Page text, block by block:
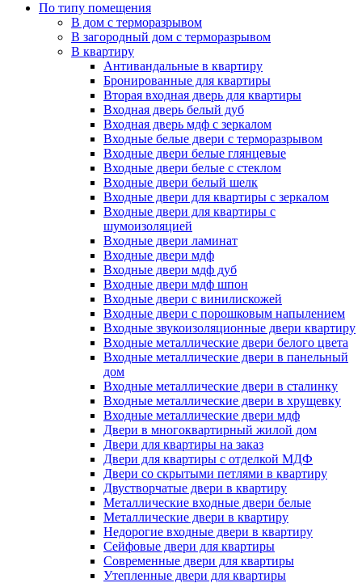
По типу помещения
В дом с терморазрывом
В загородный дом с терморазрывом
В квартиру
Антивандальные в квартиру
Бронированные для квартиры
Вторая входная дверь для квартиры
Входная дверь белый дуб
Входная дверь мдф с зеркалом
Входные белые двери с терморазрывом
Входные двери белые глянцевые
Входные двери белые с стеклом
Входные двери белый шелк
Входные двери для квартиры с зеркалом
Входные двери для квартиры с
шумоизоляцией
Входные двери ламинат
Входные двери мдф
Входные двери мдф дуб
Входные двери мдф шпон
Входные двери с винилискожей
Входные двери с порошковым напылением
Входные звукоизоляционные двери квартиру
Входные металлические двери белого цвета
Входные металлические двери в панельный
дом
Входные металлические двери в сталинку
Входные металлические двери в хрущевку
Входные металлические двери мдф
Двери в многоквартирный жилой дом
Двери для квартиры на заказ
Двери для квартиры с отделкой МДФ
Двери со скрытыми петлями в квартиру
Двустворчатые двери в квартиру
Металлические входные двери белые
Металлические двери в квартиру
Недорогие входные двери в квартиру
Сейфовые двери для квартиры
Современные двери для квартиры
Утепленные двери для квартиры